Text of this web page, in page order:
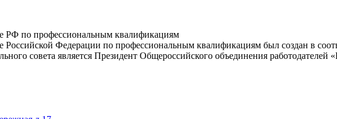
РФ по профессиональным квалификациям
Федерации по профессиональным квалификациям был создан в
совета является Президент Общероссийского объединения